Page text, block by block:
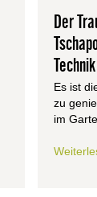
Der
Technik
Es ist
zu
im